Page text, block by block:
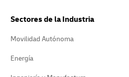
Sectores de la Industria
Movilidad Autónoma
Energía